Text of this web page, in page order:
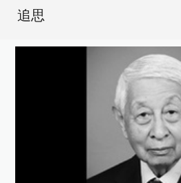
追思